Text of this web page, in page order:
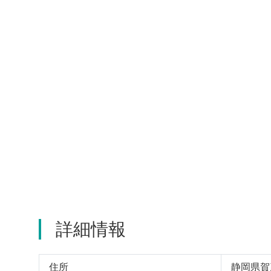
詳細情報
住所 静岡県